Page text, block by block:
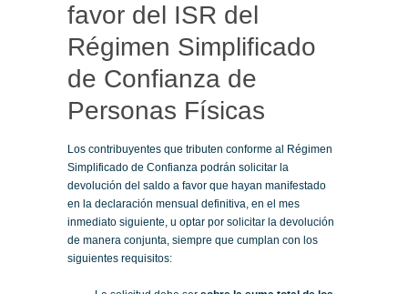
favor del ISR del
Régimen Simplificado
de Confianza de
Personas Físicas
Los contribuyentes que tributen conforme al Régimen
Simplificado de Confianza podrán solicitar la
devolución del saldo a favor que hayan manifestado
en la declaración mensual definitiva, en el mes
inmediato siguiente, u optar por solicitar la devolución
de manera conjunta, siempre que cumplan con los
siguientes requisitos: